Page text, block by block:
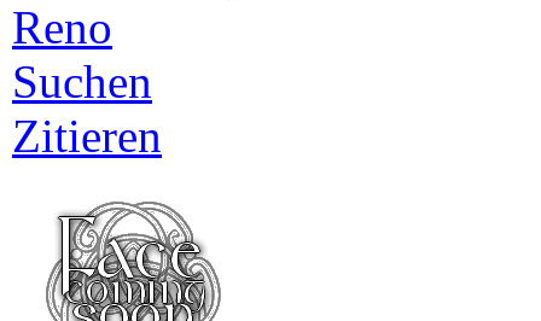
Reno
Suchen
Zitieren